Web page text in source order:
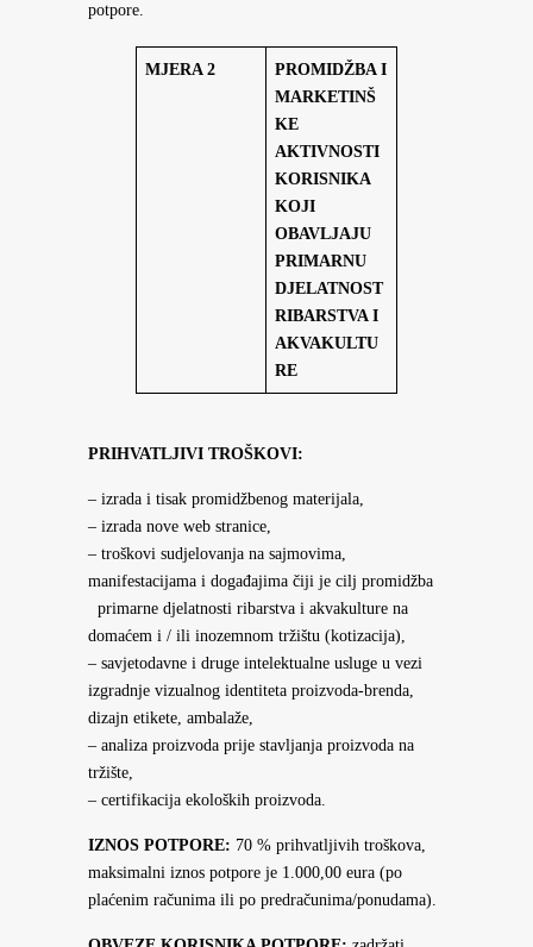
potpore.
MJERA 2
PROMIDŽBA I
MARKETINŠ
KE
AKTIVNOSTI
KORISNIKA
KOJI
OBAVLJAJU
PRIMARNU
DJELATNOST
RIBARSTVA I
AKVAKULTU
RE
PRIHVATLJIVI TROŠKOVI:
– izrada i tisak promidžbenog materijala,
– izrada nove web stranice,
– troškovi sudjelovanja na sajmovima,
manifestacijama i događajima čiji je cilj promidžba
primarne djelatnosti ribarstva i akvakulture na
domaćem i / ili inozemnom tržištu (kotizacija),
– savjetodavne i druge intelektualne usluge u vezi
izgradnje vizualnog identiteta proizvoda-brenda,
dizajn etikete, ambalaže,
– analiza proizvoda prije stavljanja proizvoda na
tržište,
– certifikacija ekoloških proizvoda.
IZNOS POTPORE: 70 % prihvatljivih troškova,
maksimalni iznos potpore je 1.000,00 eura (po
plaćenim računima ili po predračunima/ponudama).